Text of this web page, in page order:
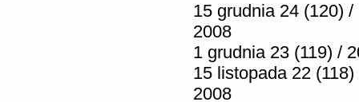
15 grudnia 24 (120) /
2008
1 grudnia 23 (119) /
15 listopada 22 (118)
2008